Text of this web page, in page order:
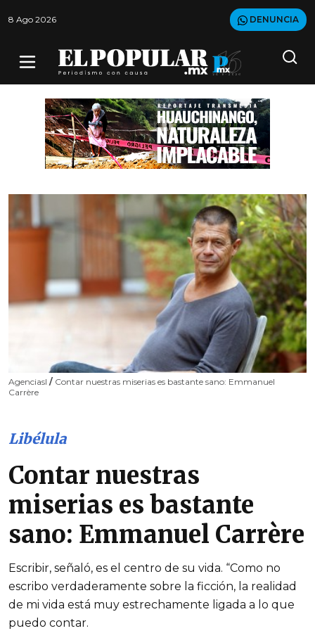
8 Ago 2026 DENUNCIA
AgenciasI / Contar nuestras miserias es bastante sano: Emmanuel
Carrère
Libélula
Contar nuestras
miserias es bastante
sano: Emmanuel Carrère
Escribir, señaló, es el centro de su vida. “Como no
escribo verdaderamente sobre la ficción, la realidad
de mi vida está muy estrechamente ligada a lo que
puedo contar.